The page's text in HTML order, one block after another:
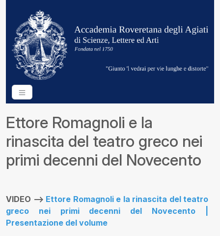
Ettore Romagnoli e la
rinascita del teatro greco nei
primi decenni del Novecento
VIDEO --> Ettore Romagnoli e la rinascita del teatro
greco nei primi decenni del Novecento |
Presentazione del volume